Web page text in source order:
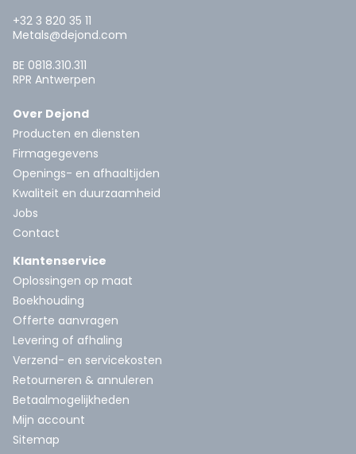
+32 3 820 35 11
Metals@dejond.com
BE 0818.310.311
RPR Antwerpen
Over Dejond
Producten en diensten
Firmagegevens
Openings- en afhaaltijden
Kwaliteit en duurzaamheid
Jobs
Contact
Klantenservice
Oplossingen op maat
Boekhouding
Offerte aanvragen
Levering of afhaling
Verzend- en servicekosten
Retourneren & annuleren
Betaalmogelijkheden
Mijn account
Sitemap